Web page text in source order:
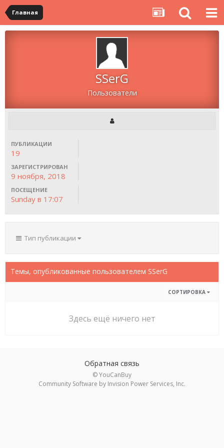
Главная
SSerG
Пользователи
ПУБЛИКАЦИИ
19
ЗАРЕГИСТРИРОВАН
9 ноября, 2018
ПОСЕЩЕНИЕ
Sunday в 17:07
Тип публикации
Темы, опубликованные пользователем SSerG
СОРТИРОВКА
Здесь ещё ничего нет
Обратная связь
© YouCanBuy
Community Software by Invision Power Services, Inc.